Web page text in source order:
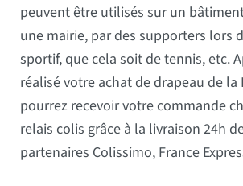
peuvent être utilisés sur un
une mairie, par des supporters lors
sportif, que cela soit de tennis, etc.
réalisé votre achat de drapeau de la
pourrez recevoir votre commande
relais colis grâce à la livraison 24h
partenaires Colissimo, France